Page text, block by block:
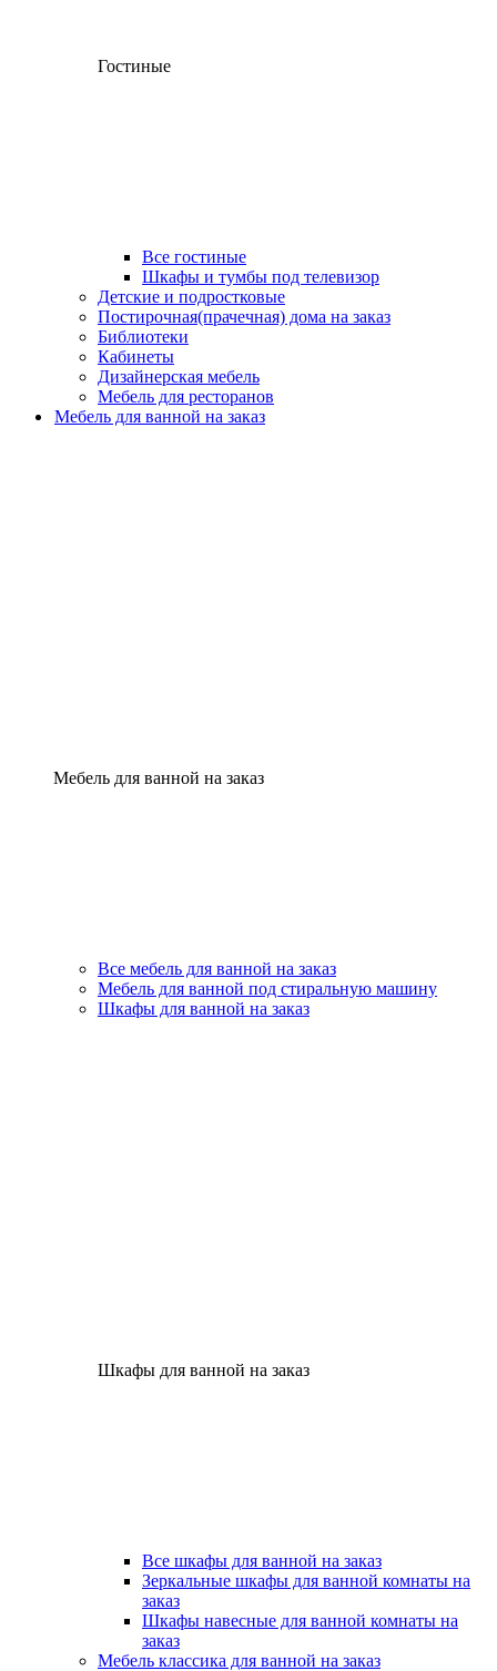
Гостиные
Все гостиные
Шкафы и тумбы под телевизор
Детские и подростковые
Постирочная(прачечная) дома на заказ
Библиотеки
Кабинеты
Дизайнерская мебель
Мебель для ресторанов
Мебель для ванной на заказ
Мебель для ванной на заказ
Все мебель для ванной на заказ
Мебель для ванной под стиральную машину
Шкафы для ванной на заказ
Шкафы для ванной на заказ
Все шкафы для ванной на заказ
Зеркальные шкафы для ванной комнаты на
заказ
Шкафы навесные для ванной комнаты на
заказ
Мебель классика для ванной на заказ